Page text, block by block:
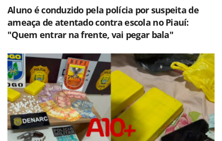
Aluno é conduzido pela polícia por suspeita de
ameaça de atentado contra escola no Piauí:
"Quem entrar na frente, vai pegar bala"